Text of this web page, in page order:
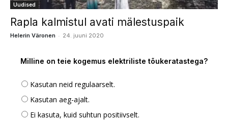
Uudised
Rapla kalmistul avati mälestuspaik
Helerin Väronen - 24. juuni 2020
Milline on teie kogemus elektriliste tõukeratastega?
Kasutan neid regulaarselt.
Kasutan aeg-ajalt.
Ei kasuta, kuid suhtun positiivselt.